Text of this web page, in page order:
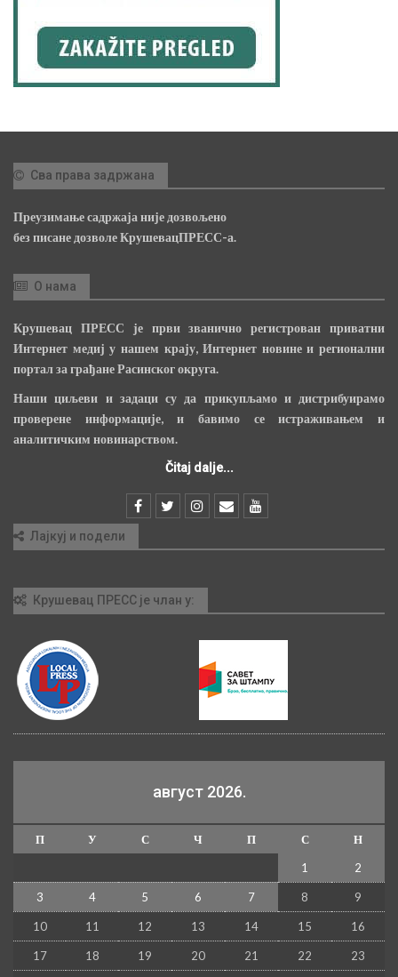
Сва права задржана
Преузимање садржаја није дозвољено
без писане дозволе КрушевацПРЕСС-а.
О нама
Крушевац ПРЕСС је први званично регистрован приватни
Интернет медиј у нашем крају, Интернет новине и регионални
портал за грађане Расинског округа.
Наши циљеви и задаци су да прикупљамо и дистрибуирамо
проверене информације, и бавимо се истраживањем и
аналитичким новинарством.
Čitaj dalje...
Лајкуј и подели
Крушевац ПРЕСС је члан у:
август 2026.
П У С Ч П С
Н
1
2
3 4 5 6 7 8 9
10 11 12 13 14 15 16
17 18 19 20 21 22 23